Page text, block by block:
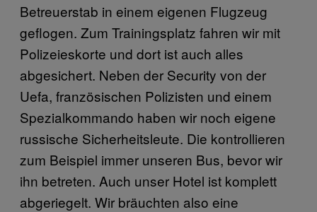
Betreuerstab in einem eigenen Flugzeug
geflogen. Zum Trainingsplatz fahren wir mit
Polizeieskorte und dort ist auch alles
abgesichert. Neben der Security von der
Uefa, französischen Polizisten und einem
Spezialkommando haben wir noch eigene
russische Sicherheitsleute. Die kontrollieren
zum Beispiel immer unseren Bus, bevor wir
ihn betreten. Auch unser Hotel ist komplett
abgeriegelt. Wir bräuchten also eine